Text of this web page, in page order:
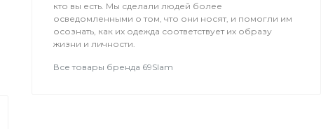
кто вы есть. Мы сделали людей более
осведомленными о том, что они носят, и помогли им
осознать, как их одежда соответствует их образу
жизни и личности.
Все товары бренда 69Slam